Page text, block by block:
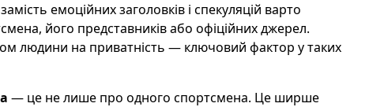
емоційних заголовків і спекуляцій варто
його представників або офіційних джерел.
людини на приватність — ключовий фактор у таких
— це не лише про одного спортсмена. Це ширше